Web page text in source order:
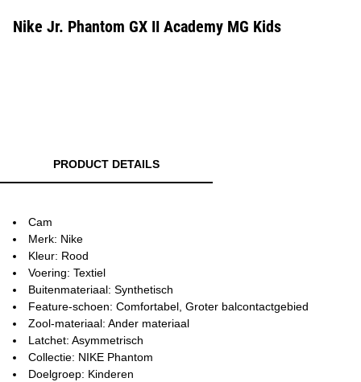
Nike Jr. Phantom GX II Academy MG Kids
PRODUCT DETAILS
Cam
Merk: Nike
Kleur: Rood
Voering: Textiel
Buitenmateriaal: Synthetisch
Feature-schoen: Comfortabel, Groter balcontactgebied
Zool-materiaal: Ander materiaal
Latchet: Asymmetrisch
Collectie: NIKE Phantom
Doelgroep: Kinderen